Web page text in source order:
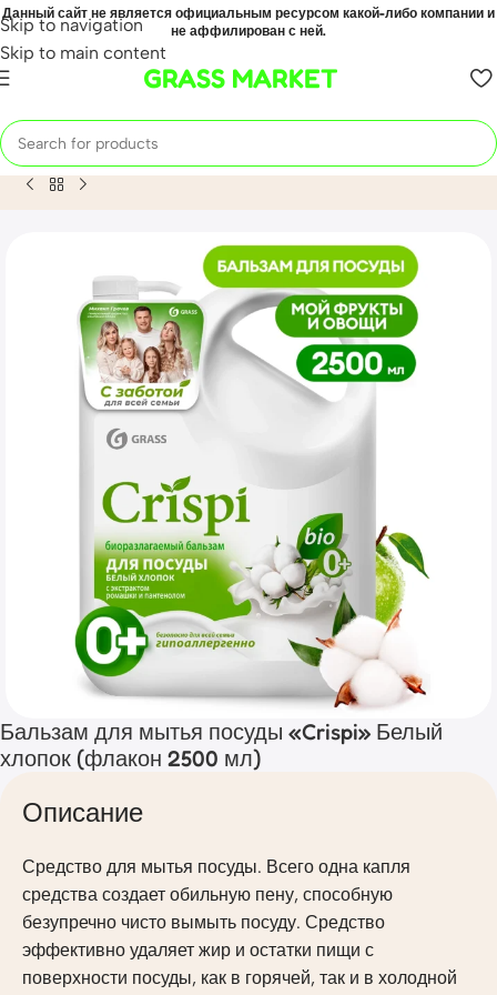
Skip to navigation
Skip to main content
Данный сайт не является официальным ресурсом какой-либо компании и
не аффилирован с ней.
GRASS MARKET
Home Mahsulot Бальзам для мытья посуды «Crispi»
Бальзам для мытья посуды «Crispi» Белый
хлопок (флакон 2500 мл)
Описание
Средство для мытья посуды. Всего одна капля
средства создает обильную пену, способную
безупречно чисто вымыть посуду. Средство
эффективно удаляет жир и остатки пищи с
поверхности посуды, как в горячей, так и в холодной